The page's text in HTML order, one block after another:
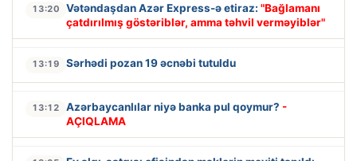
13:20 Vətəndaşdan Azər Express-ə etiraz: "Bağlamanı
çatdırılmış göstəriblər, amma təhvil verməyiblər"
13:19 Sərhədi pozan 19 əcnəbi tutuldu
13:12 Azərbaycanlılar niyə banka pul qoymur? -
AÇIQLAMA